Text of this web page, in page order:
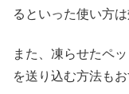
るといった使い方は
また、凍らせたペ
を送り込む方法もお